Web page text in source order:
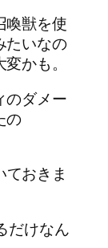
喚獣を使
たいなの
かも。
のダメー
の
おきま
だけなん